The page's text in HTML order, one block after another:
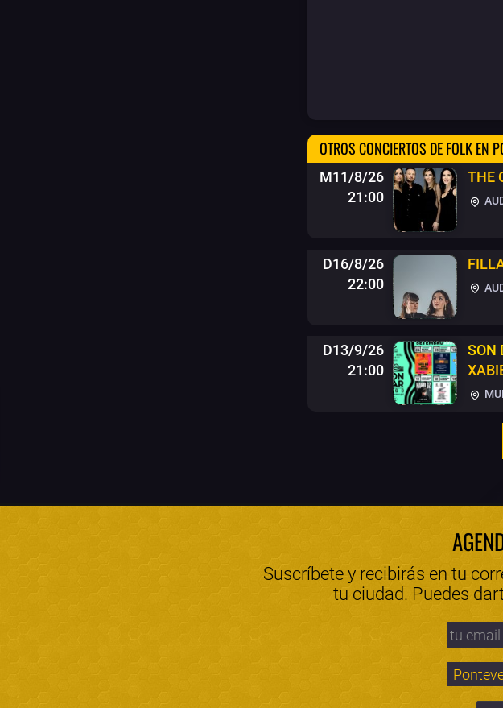
OTROS CONCIERTOS DE FOLK EN
M11/8/26
21:00
THE
D16/8/26
22:00
D13/9/26
21:00
SON
Suscríbete y recibirás en tu
tu ciudad. Puedes